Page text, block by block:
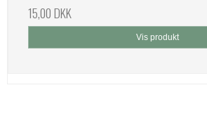
15,00 DKK
Vis produkt